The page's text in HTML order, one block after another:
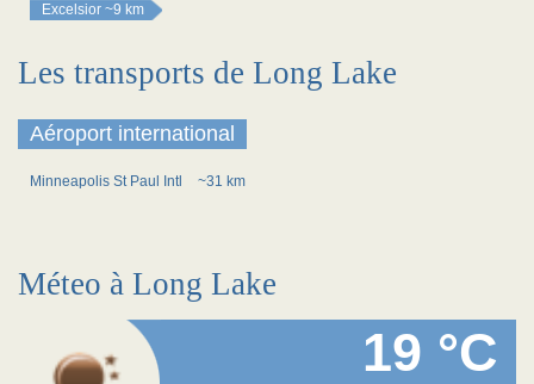
Excelsior ~9 km
Les transports de Long Lake
Aéroport international
Minneapolis St Paul Intl ~31 km
Méteo à Long Lake
19 °C